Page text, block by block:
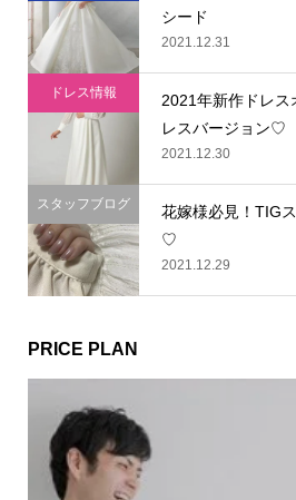
シード
2021.12.31
2021年新作ドレス
レスバージョン♡
2021.12.30
ドレス情報
花嫁様必見！TIG
♡
2021.12.29
スタッフブログ
PRICE PLAN